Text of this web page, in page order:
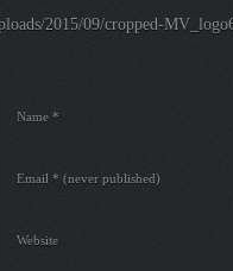
2015/09/cropped-
Name *
Email * (never published)
Website